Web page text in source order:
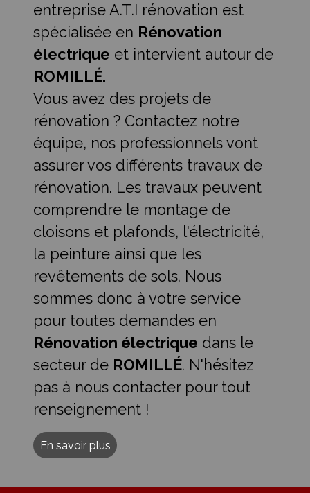
entreprise A.T.I rénovation est
spécialisée en Rénovation
électrique et intervient autour de
ROMILLÉ.
Vous avez des projets de
rénovation ? Contactez notre
équipe, nos professionnels vont
assurer vos différents travaux de
rénovation. Les travaux peuvent
comprendre le montage de
cloisons et plafonds, l'électricité,
la peinture ainsi que les
revêtements de sols. Nous
sommes donc à votre service
pour toutes demandes en
Rénovation électrique dans le
secteur de ROMILLÉ. N'hésitez
pas à nous contacter pour tout
renseignement !
En savoir plus